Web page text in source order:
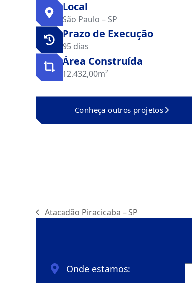
Local
São Paulo – SP
Prazo de Execução
95 dias
Área Construída
12.432,00m²
Conheça outros projetos
Atacadão Piracicaba – SP
Onde estamos: